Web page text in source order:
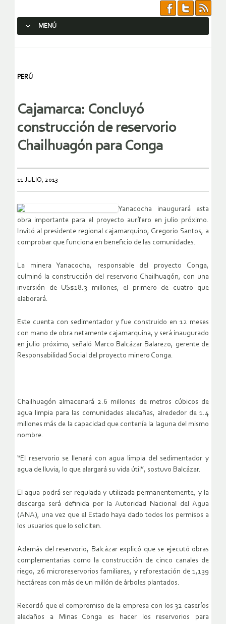
MENÚ
PERÚ
Cajamarca: Concluyó
construcción de reservorio
Chailhuagón para Conga
11 JULIO, 2013
Yanacocha inaugurará esta
obra importante para el proyecto aurífero en julio próximo.
Invitó al presidente regional cajamarquino, Gregorio Santos, a
comprobar que funciona en beneficio de las comunidades.
La minera Yanacocha, responsable del proyecto Conga,
culminó la construcción del reservorio Chailhuagón, con una
inversión de US$18.3 millones, el primero de cuatro que
elaborará.
Este cuenta con sedimentador y fue construido en 12 meses
con mano de obra netamente cajamarquina, y será inaugurado
en julio próximo, señaló Marco Balcázar Balarezo, gerente de
Responsabilidad Social del proyecto minero Conga.
Chailhuagón almacenará 2.6 millones de metros cúbicos de
agua limpia para las comunidades aledañas, alrededor de 1.4
millones más de la capacidad que contenía la laguna del mismo
nombre.
“El reservorio se llenará con agua limpia del sedimentador y
agua de lluvia, lo que alargará su vida útil”, sostuvo Balcázar.
El agua podrá ser regulada y utilizada permanentemente, y la
descarga será definida por la Autoridad Nacional del Agua
(ANA), una vez que el Estado haya dado todos los permisos a
los usuarios que lo soliciten.
Además del reservorio, Balcázar explicó que se ejecutó obras
complementarias como la construcción de cinco canales de
riego, 26 microreservorios familiares, y reforestación de 1,139
hectáreas con más de un millón de árboles plantados.
Recordó que el compromiso de la empresa con los 32 caseríos
aledaños a Minas Conga es hacer los reservorios para